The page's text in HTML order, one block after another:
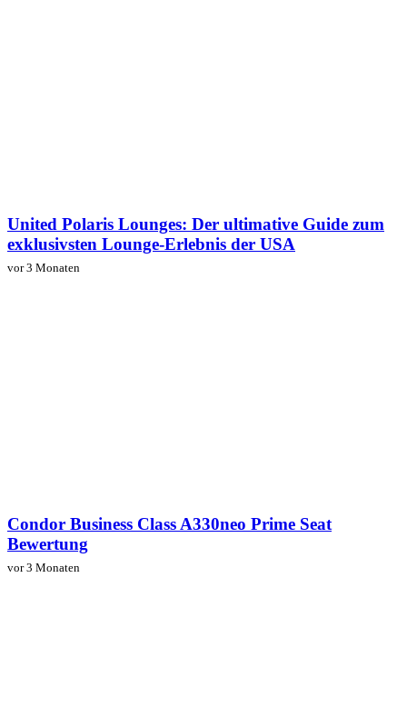
United Polaris Lounges: Der ultimative Guide zum
exklusivsten Lounge-Erlebnis der USA
vor 3 Monaten
Condor Business Class A330neo Prime Seat
Bewertung
vor 3 Monaten